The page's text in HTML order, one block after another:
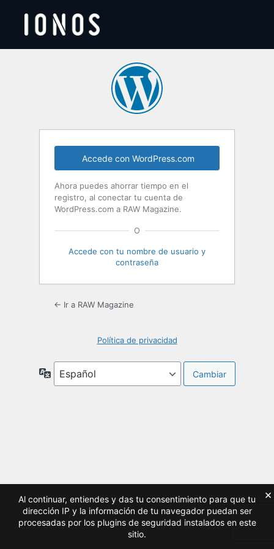
Accede con WordPress.com
Ahora puedes ahorrar tiempo en el
registro, al conectar tu cuenta de
WordPress.com a RAW Magazine.
O
Accede con tu nombre de usuario y
contraseña
← Ir a RAW Magazine
Política de privacidad
Idioma
Al continuar, entiendes y das tu consentimiento para que tu
dirección IP y la información de tu navegador puedan ser
procesadas por los plugins de seguridad instalados en este
sitio.
×